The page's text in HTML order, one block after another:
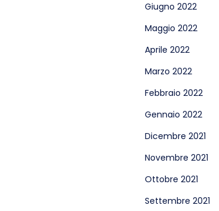
Giugno 2022
Maggio 2022
Aprile 2022
Marzo 2022
Febbraio 2022
Gennaio 2022
Dicembre 2021
Novembre 2021
Ottobre 2021
Settembre 2021